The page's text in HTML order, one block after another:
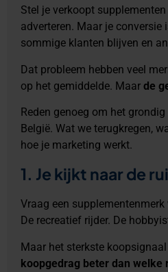
Stel je verkoopt
adverteren. Maar je
sommige klanten blijven en
Dat probleem hebben veel
op het gemiddelde. Maar de
Reden genoeg om het
België. Wat we terugkregen,
hoe je marketing werkt.
1. Je kijkt naar de
Vraag een
De recreatief rijder. De
Maar het sterkste
koopgedrag beter dan welke